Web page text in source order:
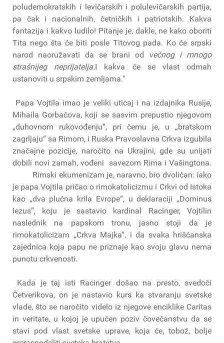
poludemokratskih i levičarskih i polulevičarskih partija,
pa čak i nacionalnih, četničkih i patriotskih. Kakva
fantazija i kakvo ludilo! Pitanje je, dakle, ne kako oboriti
Tita nego šta će biti posle Titovog pada. Ko će srpski
narod naoružavati da se brani od
večnog i mnogo
strašnijeg neprijatelja.I kakva će se vlast odmah
ustanoviti u srpskim zemljama."
Papa Vojtila imao je veliki uticaj i na izdajnika Rusije,
Mihaila Gorbačova, koji se sasvim prepustio njegovom
„duhovnom rukovođenju“, pri čemu je, u „bratskom
zagrljaju“ sa Rimom, i Ruska Pravoslavna Crkva izgubila
značajne pozicije, naročito na Ukrajini, gde su unijati
dobili novi zamah, vođeni savezom Rima i Vašingtona.
Rimski ekumenizam je, naravno, bio dvoličan: iako
je papa Vojtila pričao o rimokatolicizmu i Crkvi od Istoka
kao „dva plućna krila Evrope“, u deklaraciji „Dominus
Iezus”, koju je sastavio kardinal Racinger, Vojtilin
naslednik na papskom tronu, jasno stoji da je
rimokatolicizam „Crkva Majka“, i da svaka hrišćanska
zajednica koja papu ne priznaje kao svoju glavu nema
punotu crkvenosti.
Kada je taj isti Racinger došao na presto, svedoči
Četverikova, on je nastavio kurs ka stvaranju svetske
vlade, što se naročito videlo iz njegove enciklike Caritas
in veritate, u kojoj je upućen poziv čovečanstvu da se
stavi pod vlast svetske uprave, koja će, tobož, bolje